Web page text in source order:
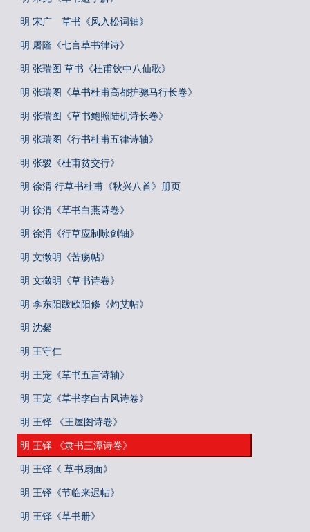
明 宋广 草书《风入松词轴》
明 屠隆《七言草书律诗》
明 张瑞图 草书《杜甫饮中八仙歌》
明 张瑞图《草书杜甫高都护骢马行长卷》
明 张瑞图《草书鲍照陆机诗长卷》
明 张瑞图《行书杜甫五律诗轴》
明 张骏《杜甫贫交行》
明 徐渭 行草书杜甫《秋兴八首》册页
明 徐渭《草书白燕诗卷》
明 徐渭《行草应制咏剑轴》
明 文徵明《苦疡帖》
明 文徵明《草书诗卷》
明 李东阳跋欧阳修《灼艾帖》
明 沈粲
明 王守仁
明 王宠《草书五言诗轴》
明 王宠《草书李白古风诗卷》
明 王铎 《王屋图诗卷》
明 王铎 《隶书三潭诗卷》
明 王铎《 草书扇面》
明 王铎《节临来迟帖》
明 王铎《草书册》